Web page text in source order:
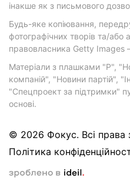
інакше як з письмового
Будь-яке копіювання,
фотографічних творів та/або
правовласника Getty Images
Матеріали з плашками "Р",
компаній", "Новини партій",
"Спецпроект за підтримки"
основі.
© 2026 Фокус. Всі права
Політика